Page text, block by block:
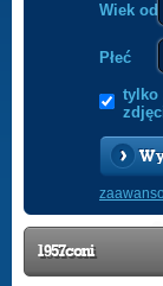
Wiek od
Płeć
tylko
1957coni